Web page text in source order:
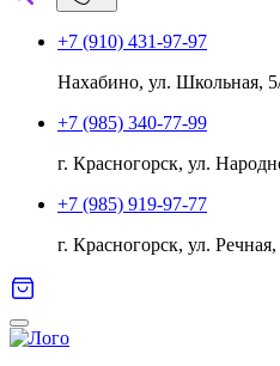
+7 (910) 431-97-97
Нахабино, ул. Школьная,
+7 (985) 340-77-99
г. Красногорск, ул.
+7 (985) 919-97-77
г. Красногорск, ул.